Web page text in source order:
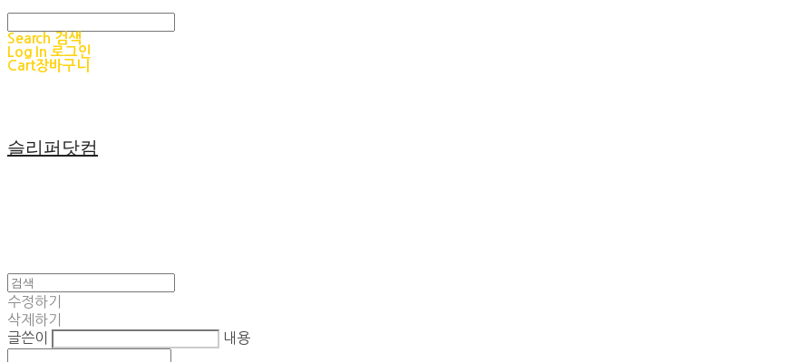
Search 검색
Log In 로그인
Cart장바구니
슬리퍼닷컴
수정하기
삭제하기
글쓴이
내용